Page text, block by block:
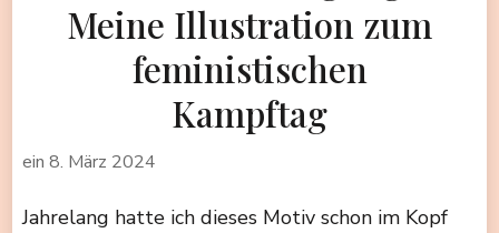
Meine Illustration zum
feministischen
Kampftag
ein 8. März 2024
Jahrelang hatte ich dieses Motiv schon im Kopf